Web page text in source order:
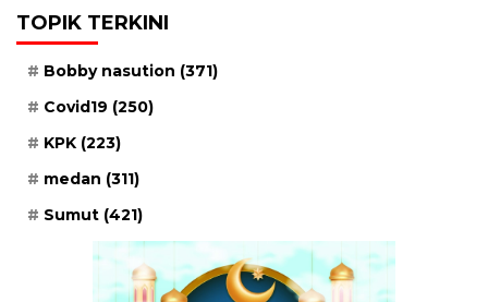
TOPIK TERKINI
Bobby nasution (371)
Covid19 (250)
KPK (223)
medan (311)
Sumut (421)